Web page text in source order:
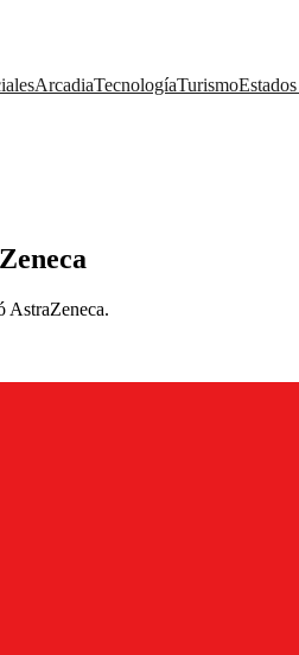
ArcadiaTecnologíaTurismo
AstraZeneca.